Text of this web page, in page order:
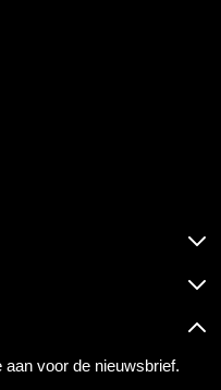
voor de nieuwsbrief.